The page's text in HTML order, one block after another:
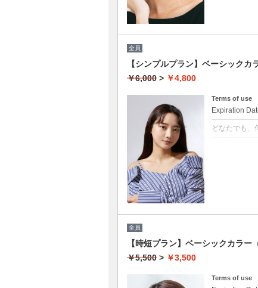
全員
【シンプルプラン】ベーシックカ
￥6,000 > ￥4,800
Terms of use
Expiration
どなたでも
全員
【時短プラン】ベーシックカラー
￥5,500 > ￥3,500
Terms of use